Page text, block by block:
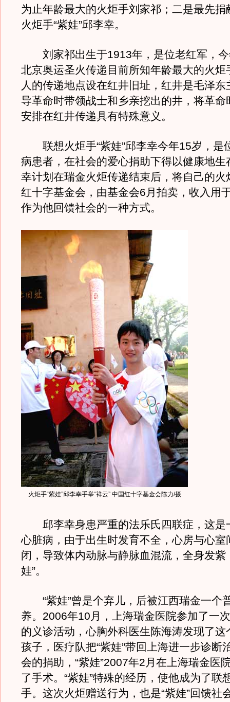
为止年龄最大的火炬手刘家祁；二是最先捐
火炬手“紫娃”邱李幸。
刘家祁出生于1913年，是位老红军，今
北京奥运圣火传递目前所知年龄最大的火炬
人的传递地点设在红井旧址，红井是毛泽东
导革命时带领战士和乡亲挖出的井，将革命
安排在红井传递具有特殊意义。
联想火炬手“紫娃”邱李幸今年15岁，是
病患者，在社会的爱心捐助下得以健康地生
幸计划在瑞金火炬传递结束后，将自己的火
红十字基金会，由基金会6月拍卖，收入用
作为他回馈社会的一种方式。
火炬手“紫娃”邱李幸手举“祥云” 中国红十字基金会陈力/摄
邱李幸身患严重的法乐氏四联症，这是
心脏病，由于出生时发育不全，心房与心室
闭，导致体内动脉与静脉血混流，全身发紫
娃”。
“紫娃”曾是个弃儿，后被江西瑞金一个
养。2006年10月，上海瑞金医院参加了一
的义诊活动，心胸外科医生陈海涛发现了这
孩子，医疗队把“紫娃”带回上海进一步诊断
会的捐助，“紫娃”2007年2月在上海瑞金医
了手术。“紫娃”特殊的经历，使他成为了联
手。这次火炬赠送行为，也是“紫娃”回馈社